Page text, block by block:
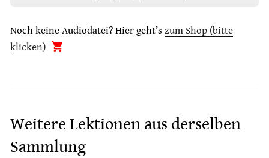
Noch keine Audiodatei? Hier geht’s zum Shop (bitte
klicken)
Weitere Lektionen aus derselben
Sammlung